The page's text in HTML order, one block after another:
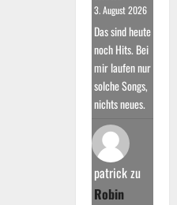
3. August 2026
Das sind heute
noch Hits. Bei
mir laufen nur
solche Songs,
nichts neues.
patrickzu
Robin